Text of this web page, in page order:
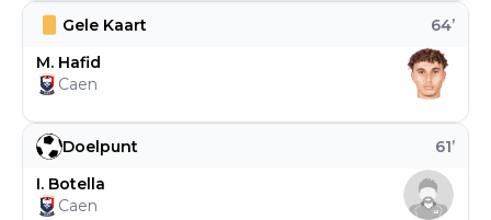
Doelpunt 61’
I. Botella
Caen
Gele Kaart 64’
M. Hafid
Caen